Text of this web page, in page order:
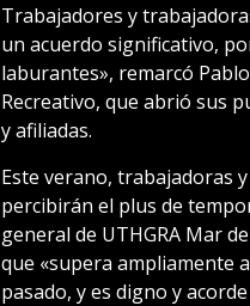
Trabajadores y
un acuerdo significativo,
laburantes», remarcó
Recreativo, que abrió sus
y afiliadas.
Este verano, trabajadoras
percibirán el plus de
general de UTHGRA Mar
que «supera ampliamente
pasado, y es digno y